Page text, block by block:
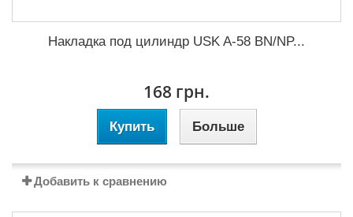
Накладка под цилиндр USK A-58 BN/NP...
168 грн.
Купить Больше
Добавить к сравнению